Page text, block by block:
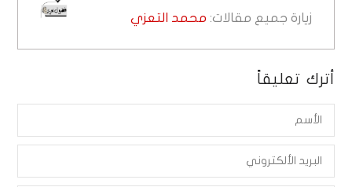
زيارة جميع مقالات: محمد التعزي
أترك تعليقاً